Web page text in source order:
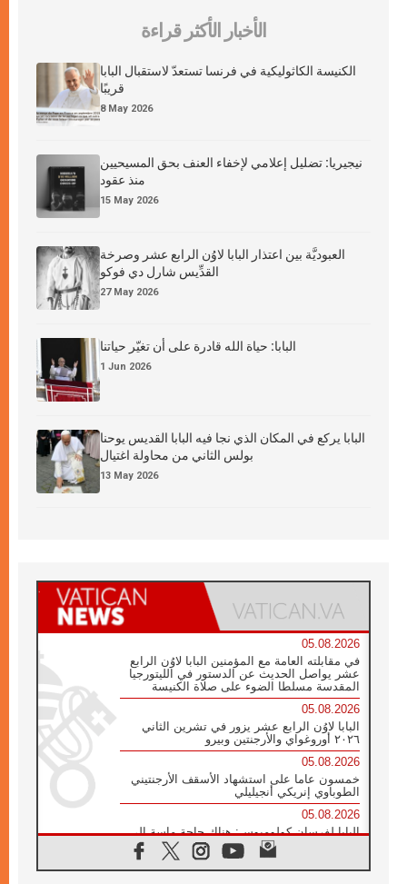
الأخبار الأكثر قراءة
الكنيسة الكاثوليكية في فرنسا تستعدّ لاستقبال البابا
قريبًا
8 May 2026
نيجيريا: تضليل إعلامي لإخفاء العنف بحق المسيحيين
منذ عقود
15 May 2026
العبوديَّة بين اعتذار البابا لاوُن الرابع عشر وصرخة
القدِّيس شارل دي فوكو
27 May 2026
البابا: حياة الله قادرة على أن تغيّر حياتنا
1 Jun 2026
البابا يركع في المكان الذي نجا فيه البابا القديس يوحنا
بولس الثاني من محاولة اغتيال
13 May 2026
05.08.2026
في مقابلته العامة مع المؤمنين البابا لاوُن الرابع
عشر يواصل الحديث عن الدستور في الليتورجيا
المقدسة مسلطا الضوء على صلاة الكنيسة
05.08.2026
البابا لاوُن الرابع عشر يزور في تشرين الثاني
٢٠٢٦ أوروغواي والأرجنتين وبيرو
05.08.2026
خمسون عاما على استشهاد الأسقف الأرجنتيني
الطوباوي إنريكي أنجيليلي
05.08.2026
البابا لفرسان كولومبوس: هناك حاجة ماسة إلى
أنبياء تناغم يسعون إلى بناء الجسور
04.08.2026